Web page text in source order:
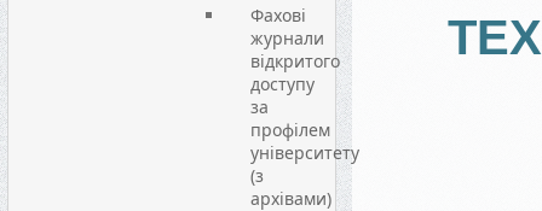
Фахові
журнали
відкритого
доступу
за
профілем
університету
(з
архівами)